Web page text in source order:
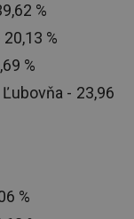
%
%
%
- 23,96
%